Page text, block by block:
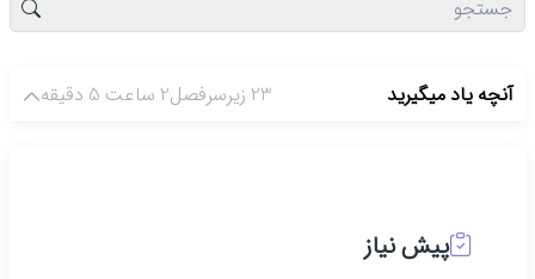
گروهی
عناوین
مرور مراحل تدوین پروژه و شناخت مرحله اصلاح رنگ
اهمیت و نحوه اجرای اینترو و اوترو در تدوین
آنچه یاد میگیرید 23 زیرسرفصل 2 ساعت 5 دقیقه
پیش نیاز